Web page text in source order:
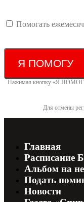
Помогать
Я ПОМОГУ
Нажимая кнопку «Я
Для отмены
Главная
Расписание
Альбом на
Подать
Новости